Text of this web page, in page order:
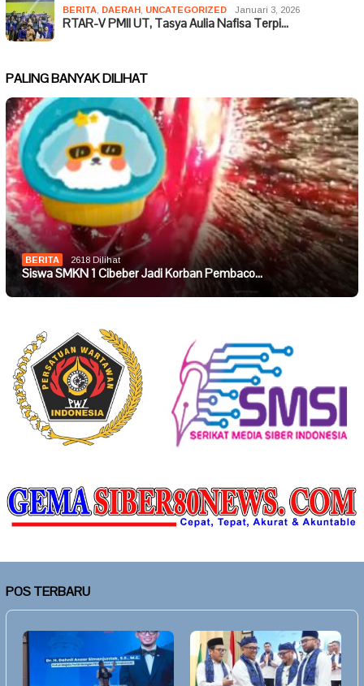
BERITA DAERAH UNCATEGORIZED Januari 3, 2026
RTAR-V PMII UT, Tasya Aulia Nafisa Terpi…
PALING BANYAK DILIHAT
BERITA 2618 Dilihat
Siswa SMKN 1 Cibeber Jadi Korban Pembaco…
POS TERBARU